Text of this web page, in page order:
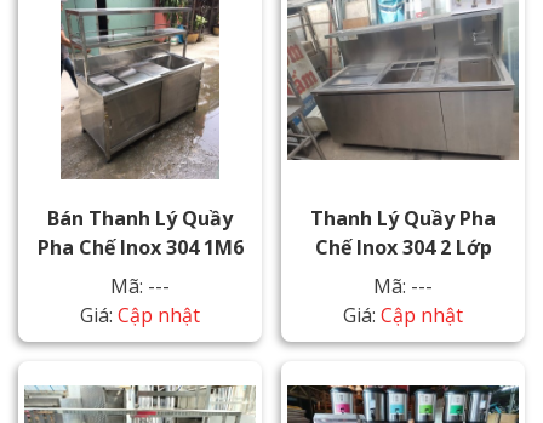
Bán Thanh Lý Quầy
Pha Chế Inox 304 1M6
Mã: ---
Giá: Cập nhật
Thanh Lý Quầy Pha
Chế Inox 304 2 Lớp
Mã: ---
Giá: Cập nhật